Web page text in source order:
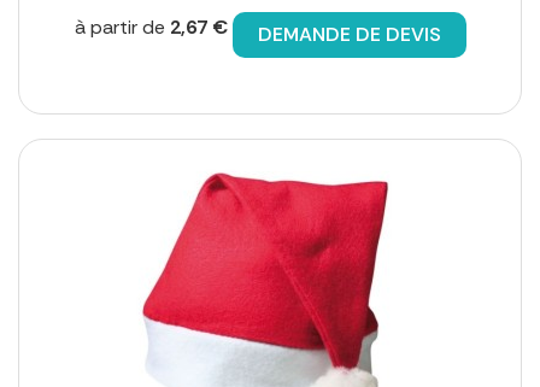
à partir de 2,67 € DEMANDE DE DEVIS